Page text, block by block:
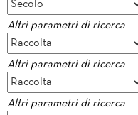
Altri parametri di ricerca
Altri parametri di ricerca
Altri parametri di ricerca